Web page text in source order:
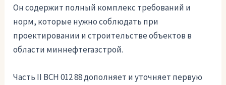
Он содержит полный комплекс требований и
норм, которые нужно соблюдать при
проектировании и строительстве объектов в
области миннефтегазстрой.
Часть II ВСН 012 88 дополняет и уточняет первую